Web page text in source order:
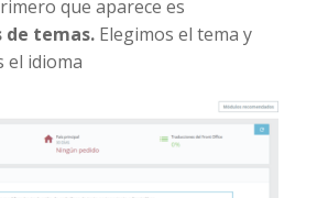
que aparece es
de temas. Elegimos el tema y
el idioma